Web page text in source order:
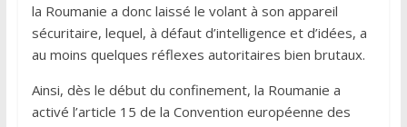
la Roumanie a donc laissé le volant à son appareil
sécuritaire, lequel, à défaut d’intelligence et d’idées, a
au moins quelques réflexes autoritaires bien brutaux.
Ainsi, dès le début du confinement, la Roumanie a
activé l’article 15 de la Convention européenne des